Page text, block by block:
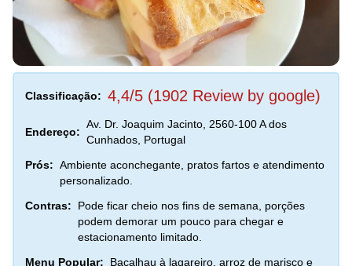
Classificação: 4,4/5 (1902 Review by google)
Endereço:
Av. Dr. Joaquim Jacinto, 2560-100 A dos
Cunhados, Portugal
Prós: Ambiente aconchegante, pratos fartos e atendimento
personalizado.
Contras:
Pode ficar cheio nos fins de semana, porções
podem demorar um pouco para chegar e
estacionamento limitado.
Menu Popular:
Bacalhau à lagareiro, arroz de marisco e